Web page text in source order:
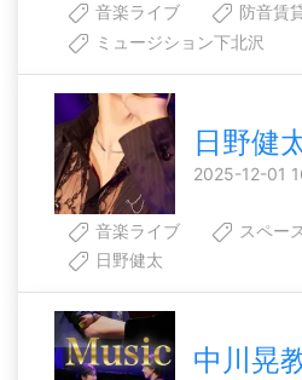
音楽ライブ
防音賃
ミュージション下北沢
日野健
2025-12-01
音楽ライブ
スペー
日野健太
中川晃